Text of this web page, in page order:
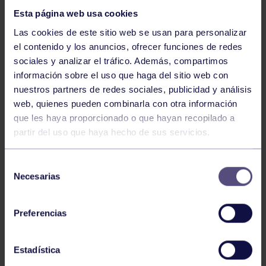
Esta página web usa cookies
Las cookies de este sitio web se usan para personalizar
el contenido y los anuncios, ofrecer funciones de redes
sociales y analizar el tráfico. Además, compartimos
información sobre el uso que haga del sitio web con
nuestros partners de redes sociales, publicidad y análisis
web, quienes pueden combinarla con otra información
que les haya proporcionado o que hayan recopilado a
partir del uso que haya hecho de sus servicios.
Necesarias
Preferencias
Estadística
Natación 27 Jul 2026
CAMPEONATO DE ESPAÑA DE
NATACIÓN ADAPTADA
Natación